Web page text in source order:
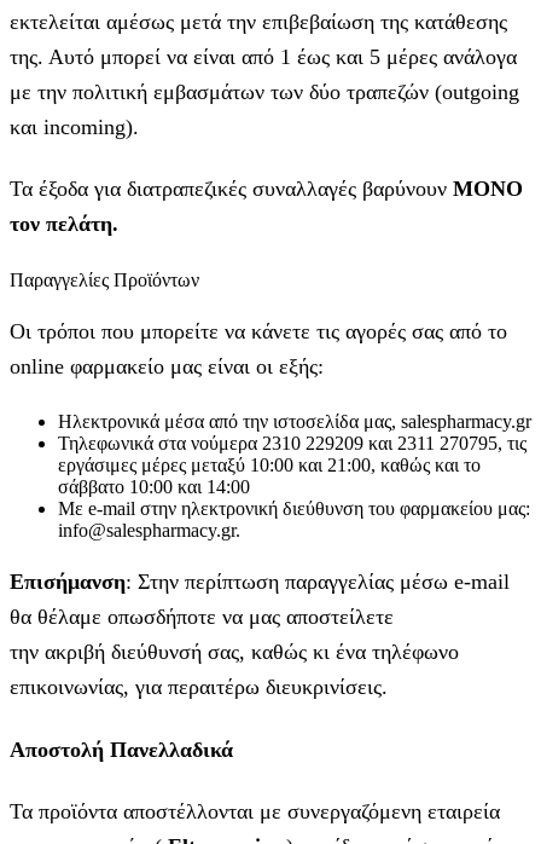
εκτελείται αμέσως μετά την επιβεβαίωση της κατάθεσης
της. Αυτό μπορεί να είναι από 1 έως και 5 μέρες ανάλογα
με την πολιτική εμβασμάτων των δύο τραπεζών (outgoing
και incoming).
Τα έξοδα για διατραπεζικές συναλλαγές βαρύνουν MONO
τον πελάτη.
Παραγγελίες Προϊόντων
Οι τρόποι που μπορείτε να κάνετε τις αγορές σας από το
online φαρμακείο μας είναι οι εξής:
Ηλεκτρονικά μέσα από την ιστοσελίδα μας, salespharmacy.gr
Τηλεφωνικά στα νούμερα 2310 229209 και 2311 270795, τις
εργάσιμες μέρες μεταξύ 10:00 και 21:00, καθώς και το
σάββατο 10:00 και 14:00
Με e-mail στην ηλεκτρονική διεύθυνση του φαρμακείου μας:
info@salespharmacy.gr.
Επισήμανση: Στην περίπτωση παραγγελίας μέσω e-mail
θα θέλαμε οπωσδήποτε να μας αποστείλετε
την ακριβή διεύθυνσή σας, καθώς κι ένα τηλέφωνο
επικοινωνίας, για περαιτέρω διευκρινίσεις.
Αποστολή Πανελλαδικά
Τα προϊόντα αποστέλλονται με συνεργαζόμενη εταιρεία